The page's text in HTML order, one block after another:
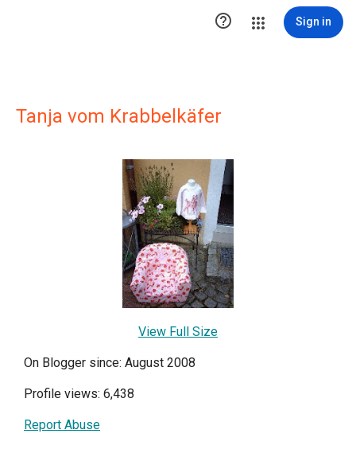
 Sign in
Tanja vom Krabbelkäfer
View Full Size
On Blogger since: August 2008
Profile views: 6,438
Report Abuse